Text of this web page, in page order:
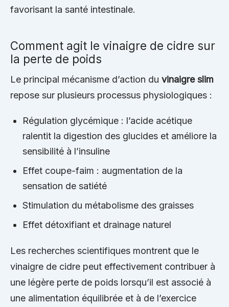
favorisant la santé intestinale.
Comment agit le vinaigre de cidre sur
la perte de poids
Le principal mécanisme d’action du vinaigre slim
repose sur plusieurs processus physiologiques :
Régulation glycémique : l’acide acétique
ralentit la digestion des glucides et améliore la
sensibilité à l’insuline
Effet coupe-faim : augmentation de la
sensation de satiété
Stimulation du métabolisme des graisses
Effet détoxifiant et drainage naturel
Les recherches scientifiques montrent que le
vinaigre de cidre peut effectivement contribuer à
une légère perte de poids lorsqu’il est associé à
une alimentation équilibrée et à de l’exercice